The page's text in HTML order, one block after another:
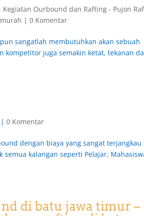
, Kegiatan Ourbound dan Rafting - Pujon
|0 Komentar
sangatlah membutuhkan akan sebuah
kompetitor juga semakin ketat, tekanan
|0 Komentar
dengan biaya yang sangat terjangkau
kalangan seperti Pelajar,
di batu jawa timur –